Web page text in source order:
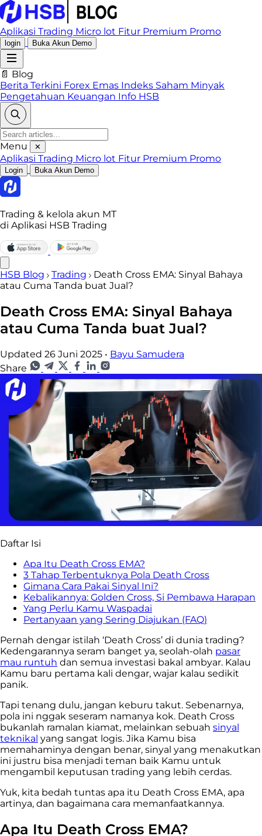
Aplikasi Trading Micro lot Fitur Premium Promo
login Buka Akun Demo
📄 Blog
Berita Terkini Forex Emas Indeks Saham Minyak
Pengetahuan Keuangan Info HSB
Menu ✕
Aplikasi Trading Micro lot Fitur Premium Promo
Login Buka Akun Demo
Trading & kelola akun MT
di Aplikasi HSB Trading
HSB Blog Trading
Death Cross EMA: Sinyal Bahaya
atau Cuma Tanda buat Jual?
Death Cross EMA: Sinyal Bahaya
atau Cuma Tanda buat Jual?
Updated 26 Juni 2025 • Bayu Samudera
Share
Daftar Isi
Apa Itu Death Cross EMA?
3 Tahap Terbentuknya Pola Death Cross
Gimana Cara Pakai Sinyal Ini?
Kebalikannya: Golden Cross, Si Pembawa Harapan
Yang Perlu Kamu Waspadai
Pertanyaan yang Sering Diajukan (FAQ)
Pernah dengar istilah ‘Death Cross’ di dunia trading?
Kedengarannya seram banget ya, seolah-olah pasar
mau runtuh dan semua investasi bakal ambyar. Kalau
Kamu baru pertama kali dengar, wajar kalau sedikit
panik.
Tapi tenang dulu, jangan keburu takut. Sebenarnya,
pola ini nggak seseram namanya kok. Death Cross
bukanlah ramalan kiamat, melainkan sebuah sinyal
teknikal yang sangat logis. Jika Kamu bisa
memahaminya dengan benar, sinyal yang menakutkan
ini justru bisa menjadi teman baik Kamu untuk
mengambil keputusan trading yang lebih cerdas.
Yuk, kita bedah tuntas apa itu Death Cross EMA, apa
artinya, dan bagaimana cara memanfaatkannya.
Apa Itu Death Cross EMA?